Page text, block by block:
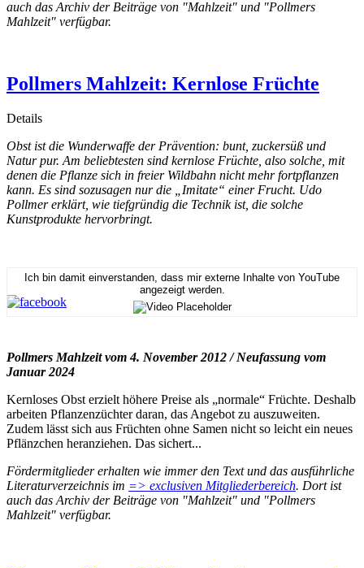
auch das Archiv der Beiträge von "Mahlzeit" und "Pollmers
Mahlzeit" verfügbar.
Pollmers Mahlzeit: Kernlose Früchte
Details
Obst ist die Wunderwaffe der Prävention: bunt, zuckersüß und
Natur pur. Am beliebtesten sind kernlose Früchte, also solche, mit
denen die Pflanze sich in freier Wildbahn nicht mehr fortpflanzen
kann. Es sind sozusagen nur die „Imitate“ einer Frucht. Udo
Pollmer erklärt, wie tiefgründig die Technik ist, die solche
Kunstprodukte hervorbringt.
Ich bin damit einverstanden, dass mir externe Inhalte von YouTube
angezeigt werden.
Pollmers Mahlzeit vom 4. November 2012 / Neufassung vom
Januar 2024
Kernloses Obst erzielt höhere Preise als „normale“ Früchte. Deshalb
arbeiten Pflanzenzüchter daran, das Angebot zu auszuweiten.
Zudem lässt sich aus Früchten ohne Samen nicht so leicht ein neues
Pflänzchen heranziehen. Das sichert...
Fördermitglieder erhalten wie immer den Text und das ausführliche
Literaturverzeichnis im => exclusiven Mitgliederbereich. Dort ist
auch das Archiv der Beiträge von "Mahlzeit" und "Pollmers
Mahlzeit" verfügbar.